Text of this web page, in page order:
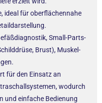
ideal für oberflächennahe
Small-Parts-
Brust), Muskel-
für den Einsatz an
wodurch
und einfache Bedienung